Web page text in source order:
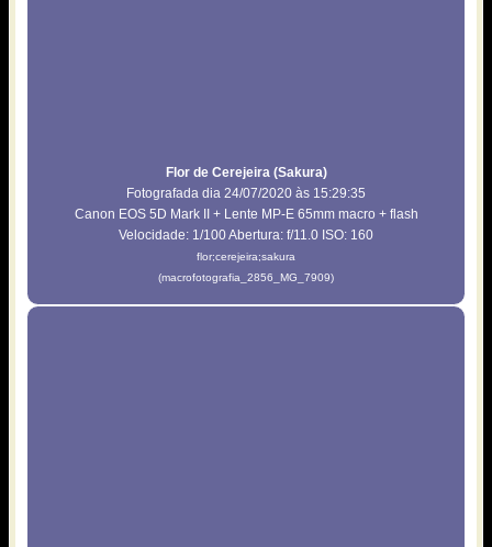
Flor de Cerejeira (Sakura)
Fotografada dia 24/07/2020 às 15:29:35
Canon EOS 5D Mark II + Lente MP-E 65mm macro + flash
Velocidade: 1/100 Abertura: f/11.0 ISO: 160
flor;cerejeira;sakura
(macrofotografia_2856_MG_7909)